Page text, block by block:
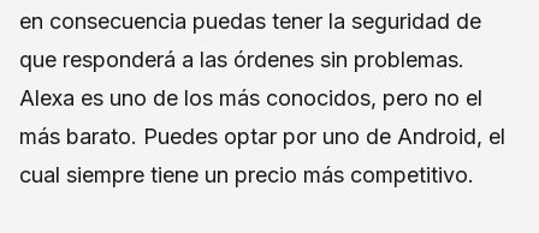
en consecuencia puedas tener la seguridad de
que responderá a las órdenes sin problemas.
Alexa es uno de los más conocidos, pero no el
más barato. Puedes optar por uno de Android, el
cual siempre tiene un precio más competitivo.